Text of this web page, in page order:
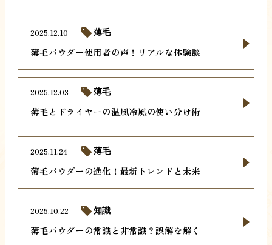
薄毛パウダー使用者の声！リアルな体験談
2025.12.10 薄毛
薄毛とドライヤーの温風冷風の使い分け術
2025.12.03 薄毛
薄毛パウダーの進化！最新トレンドと未来
2025.11.24 薄毛
薄毛パウダーの常識と非常識？誤解を解く
2025.10.22 知識